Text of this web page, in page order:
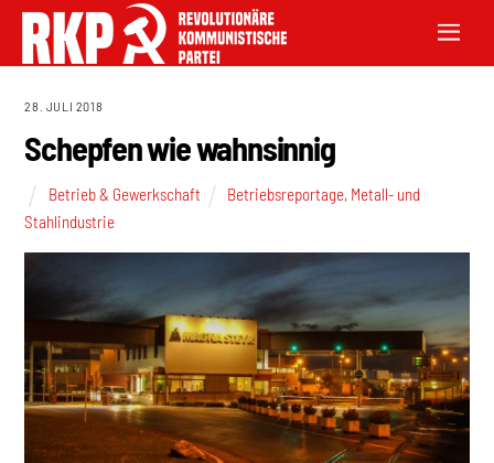
28. JULI 2018
Schepfen wie wahnsinnig
Betrieb & Gewerkschaft Betriebsreportage, Metall- und
Stahlindustrie